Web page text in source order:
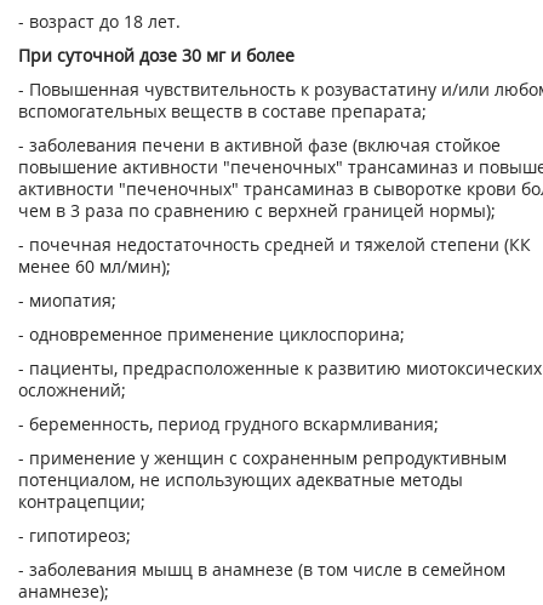
- возраст до 18 лет.
При суточной дозе 30 мг и более
- Повышенная чувствительность к розувастатину и/или
вспомогательных веществ в составе препарата;
- заболевания печени в активной фазе (включая стойкое
повышение активности "печеночных" трансаминаз и
активности "печеночных" трансаминаз в сыворотке крови
чем в 3 раза по сравнению с верхней границей нормы);
- почечная недостаточность средней и тяжелой степени (КК
менее 60 мл/мин);
- миопатия;
- одновременное применение циклоспорина;
- пациенты, предрасположенные к развитию миотоксических
осложнений;
- беременность, период грудного вскармливания;
- применение у женщин с сохраненным репродуктивным
потенциалом, не использующих адекватные методы
контрацепции;
- гипотиреоз;
- заболевания мышц в анамнезе (в том числе в семейном
анамнезе);